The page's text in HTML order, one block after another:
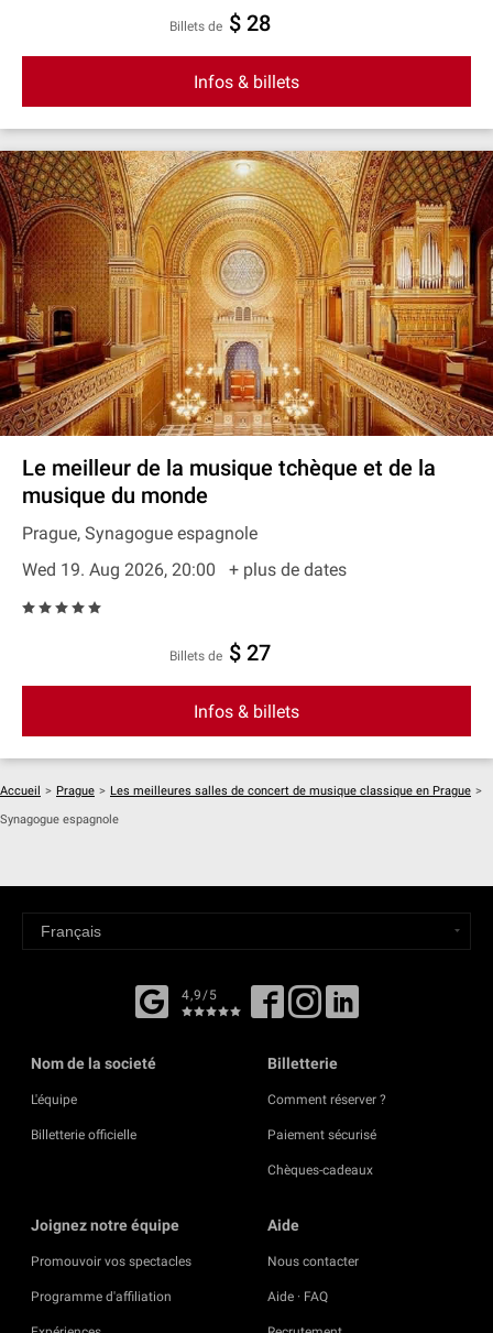
Billets de $ 28
Infos & billets
Le meilleur de la musique tchèque et de la
musique du monde
Prague, Synagogue espagnole
Wed 19. Aug 2026, 20:00
+ plus de dates
Billets de $ 27
Infos & billets
Accueil > Prague > Les meilleures salles de concert de musique classique en Prague >
Synagogue espagnole
4,9/5
Nom de la societé
L'équipe
Billetterie officielle
Billetterie
Comment réserver ?
Paiement sécurisé
Chèques-cadeaux
Joignez notre équipe
Promouvoir vos spectacles
Programme d'affiliation
Aide
Nous contacter
Aide · FAQ